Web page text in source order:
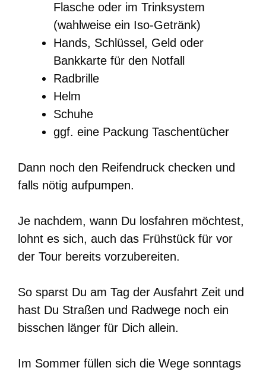
Flasche oder im Trinksystem
(wahlweise ein Iso-Getränk)
Hands, Schlüssel, Geld oder
Bankkarte für den Notfall
Radbrille
Helm
Schuhe
ggf. eine Packung Taschentücher
Dann noch den Reifendruck checken und
falls nötig aufpumpen.
Je nachdem, wann Du losfahren möchtest,
lohnt es sich, auch das Frühstück für vor
der Tour bereits vorzubereiten.
So sparst Du am Tag der Ausfahrt Zeit und
hast Du Straßen und Radwege noch ein
bisschen länger für Dich allein.
Im Sommer füllen sich die Wege sonntags